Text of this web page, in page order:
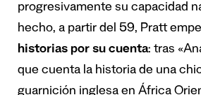
progresivamente su capacidad
hecho, a partir del 59, Pratt
historias por su cuenta: tras
que cuenta la historia de una
guarnición inglesa en África